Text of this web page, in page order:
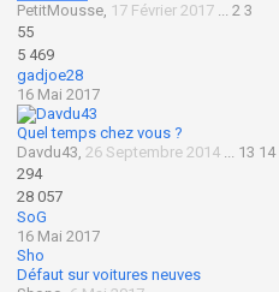
PetitMousse, 17 Février 2017 ... 2 3
55
5 469
gadjoe28
16 Mai 2017
Quel temps chez vous ?
Davdu43,26 Septembre 2014 ... 13 14
294
28 057
SoG
16 Mai 2017
Sho
Défaut sur voitures neuves